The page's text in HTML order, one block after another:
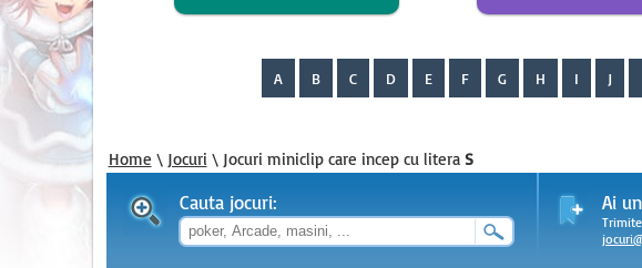
A B C D E F G H I J
Home \ Jocuri \ Jocuri miniclip care incep cu litera S
Cauta jocuri: Ai